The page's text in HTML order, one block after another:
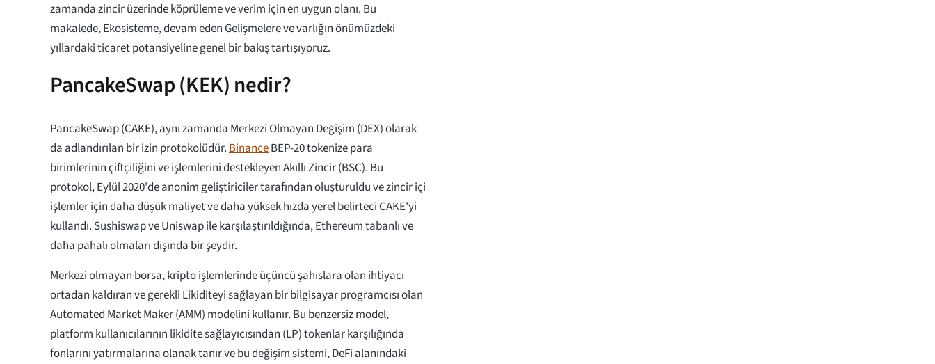
zamanda zincir üzerinde köprüleme ve verim için en uygun olanı. Bu
makalede, Ekosisteme, devam eden Gelişmelere ve varlığın önümüzdeki
yıllardaki ticaret potansiyeline genel bir bakış tartışıyoruz.
PancakeSwap (KEK) nedir?
PancakeSwap (CAKE), aynı zamanda Merkezi Olmayan Değişim (DEX) olarak
da adlandırılan bir izin protokolüdür.BinanceBEP-20 tokenize para
birimlerinin çiftçiliğini ve işlemlerini destekleyen Akıllı Zincir (BSC). Bu
protokol, Eylül 2020'de anonim geliştiriciler tarafından oluşturuldu ve zincir içi
işlemler için daha düşük maliyet ve daha yüksek hızda yerel belirteci CAKE'yi
kullandı. Sushiswap ve Uniswap ile karşılaştırıldığında, Ethereum tabanlı ve
daha pahalı olmaları dışında bir şeydir.
Merkezi olmayan borsa, kripto işlemlerinde üçüncü şahıslara olan ihtiyacı
ortadan kaldıran ve gerekli Likiditeyi sağlayan bir bilgisayar programcısı olan
Automated Market Maker (AMM) modelini kullanır. Bu benzersiz model,
platform kullanıcılarının likidite sağlayıcısından (LP) tokenlar karşılığında
fonlarını yatırmalarına olanak tanır ve bu değişim sistemi, DeFi alanındaki